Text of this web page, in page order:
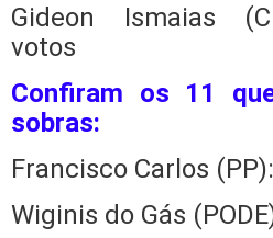
Gideon Ismaias
votos
Confiram os 11
sobras:
Francisco Carlos
Wiginis do Gás